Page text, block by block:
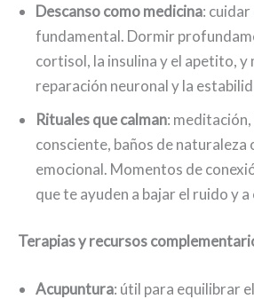
Descanso como medicina: cuidar
fundamental. Dormir
cortisol, la insulina y el apetito, y
reparación neuronal y la
Rituales que calman:
consciente, baños de naturaleza
emocional. Momentos de
que te ayuden a bajar el ruido y
Terapias y recursos
Acupuntura: útil para equilibrar